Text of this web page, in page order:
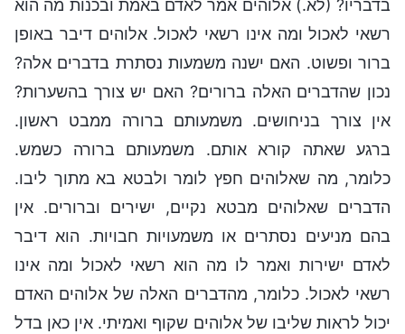
בדבריו? (לא.) אלוהים אמר לאדם באמת ובכנות מה הוא
רשאי לאכול ומה אינו רשאי לאכול. אלוהים דיבר באופן
ברור ופשוט. האם ישנה משמעות נסתרת בדברים אלה?
נכון שהדברים האלה ברורים? האם יש צורך בהשערות?
אין צורך בניחושים. משמעותם ברורה ממבט ראשון.
ברגע שאתה קורא אותם. משמעותם ברורה כשמש.
כלומר, מה שאלוהים חפץ לומר ולבטא בא מתוך ליבו.
הדברים שאלוהים מבטא נקיים, ישירים וברורים. אין
בהם מניעים נסתרים או משמעויות חבויות. הוא דיבר
לאדם ישירות ואמר לו מה הוא רשאי לאכול ומה אינו
רשאי לאכול. כלומר, מהדברים האלה של אלוהים האדם
יכול לראות שליבו של אלוהים שקוף ואמיתי. אין כאן בדל